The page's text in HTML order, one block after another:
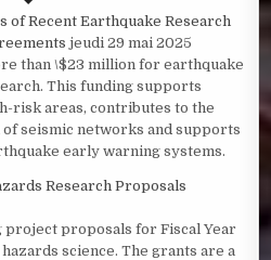
of Recent Earthquake Research
jeudi 29 mai 2025
than \$23 million for earthquake
This funding supports
risk areas, contributes to the
seismic networks and supports
early warning systems.
Research Proposals
proposals for Fiscal Year
science. The grants are a